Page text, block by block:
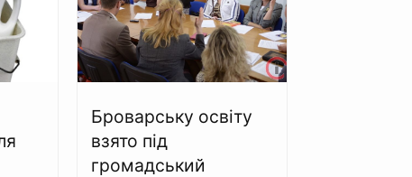
Броварську освіту
взято під
громадський